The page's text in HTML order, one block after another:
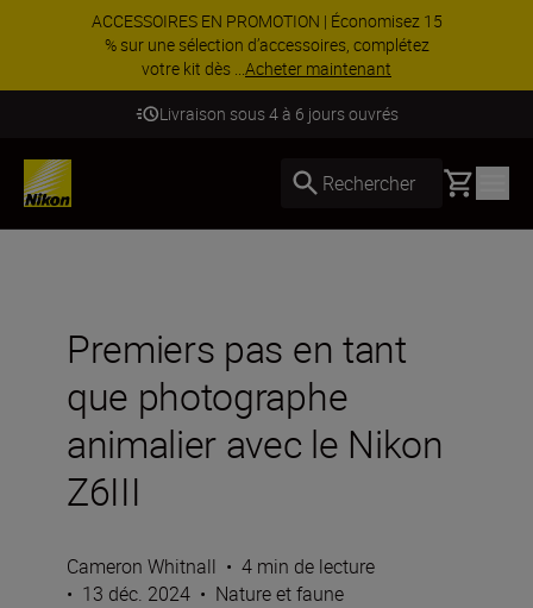
ACCESSOIRES EN PROMOTION | Économisez 15
% sur une sélection d’accessoires, complétez
votre kit dès ...Acheter maintenant
Livraison sous 4 à 6 jours ouvrés
Rechercher Basket
Premiers pas en tant
que photographe
animalier avec le Nikon
Z6III
Cameron Whitnall • 4 min de lecture
• 13 déc. 2024 • Nature et faune